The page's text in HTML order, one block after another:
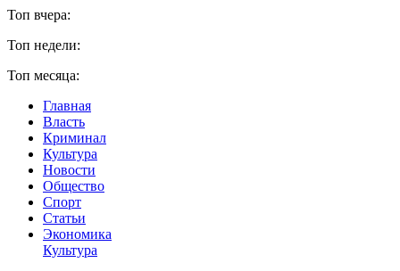
Топ вчера:
Топ недели:
Топ месяца:
Главная
Власть
Криминал
Культура
Новости
Общество
Спорт
Статьи
Экономика
Культура